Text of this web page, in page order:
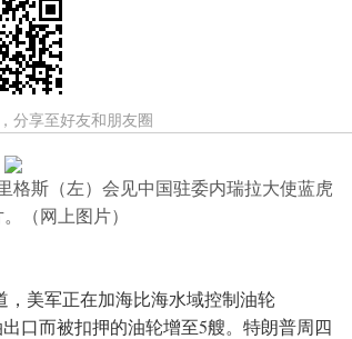
分享至好友和朋友圈
格斯（左）会见中国驻委内瑞拉大使蓝虎
（网上图片）
美军正在加海比海水域控制油轮
口而被扣押的油轮增至5艘。特朗普周四